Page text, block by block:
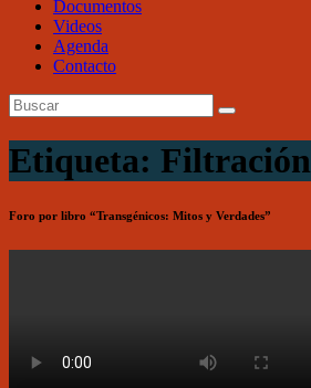
Documentos
Videos
Agenda
Contacto
Etiqueta: Filtración
Foro por libro “Transgénicos: Mitos y Verdades”